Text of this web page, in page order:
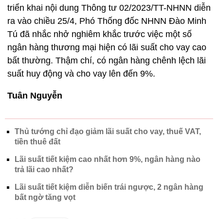
triển khai nội dung Thông tư 02/2023/TT-NHNN diễn
ra vào chiều 25/4, Phó Thống đốc NHNN Đào Minh
Tú đã nhắc nhở nghiêm khắc trước việc một số
ngân hàng thương mại hiện có lãi suất cho vay cao
bất thường. Thậm chí, có ngân hàng chênh lệch lãi
suất huy động và cho vay lên đến 9%.
Tuân Nguyễn
Thủ tướng chỉ đạo giảm lãi suất cho vay, thuế VAT,
tiền thuê đất
Lãi suất tiết kiệm cao nhất hơn 9%, ngân hàng nào
trả lãi cao nhất?
Lãi suất tiết kiệm diễn biến trái ngược, 2 ngân hàng
bất ngờ tăng vọt